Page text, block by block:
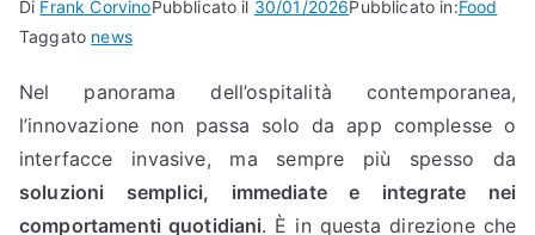
Di Frank CorvinoPubblicato il 30/01/2026Pubblicato in:Food
Taggato news
Nel panorama dell’ospitalità contemporanea,
l’innovazione non passa solo da app complesse o
interfacce invasive, ma sempre più spesso da
soluzioni semplici, immediate e integrate nei
comportamenti quotidiani. È in questa direzione che